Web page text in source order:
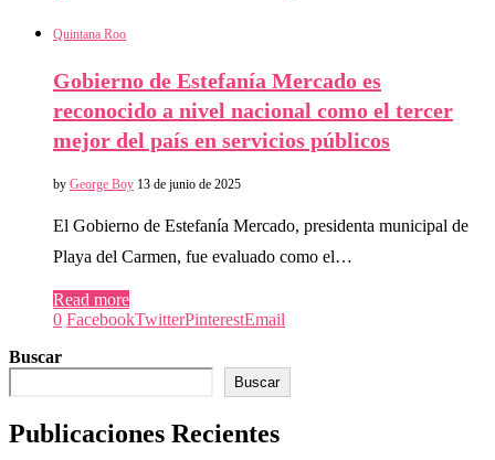
Quintana Roo
Gobierno de Estefanía Mercado es
reconocido a nivel nacional como el tercer
mejor del país en servicios públicos
by George Boy 13 de junio de 2025
El Gobierno de Estefanía Mercado, presidenta municipal de
Playa del Carmen, fue evaluado como el…
Read more
0 FacebookTwitterPinterestEmail
Buscar
Buscar
Publicaciones Recientes